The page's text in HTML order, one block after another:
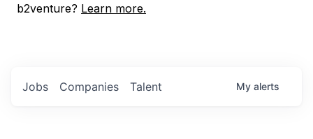
b2venture? Learn more.
Jobs Companies Talent My alerts